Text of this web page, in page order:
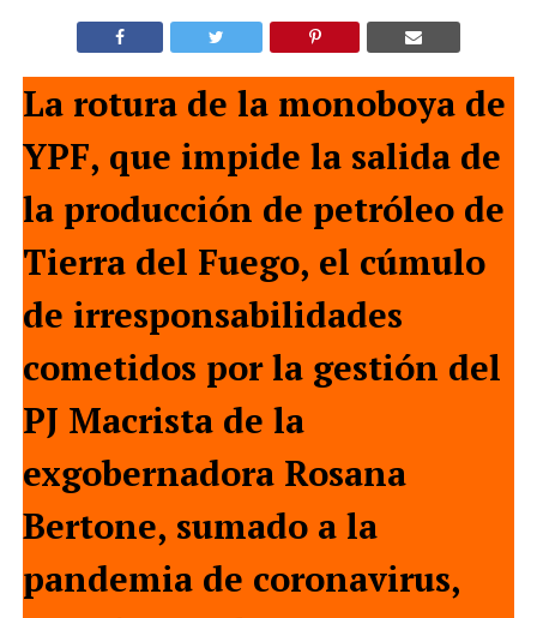
La rotura de la monoboya de
YPF, que impide la salida de
la producción de petróleo de
Tierra del Fuego, el cúmulo
de irresponsabilidades
cometidos por la gestión del
PJ Macrista de la
exgobernadora Rosana
Bertone, sumado a la
pandemia de coronavirus,